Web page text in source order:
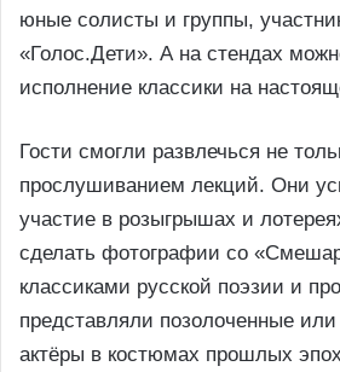
юные солисты и группы,
«Голос.Дети». А на стендах
исполнение классики на
Гости смогли развлечься не
прослушиванием лекций. Они
участие в розыгрышах и
сделать фотографии со
классиками русской поэзии и
представляли позолоченные
актёры в костюмах прошлых